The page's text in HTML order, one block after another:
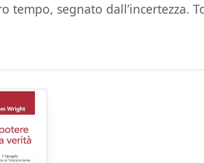
tempo, segnato dall’incertezza.